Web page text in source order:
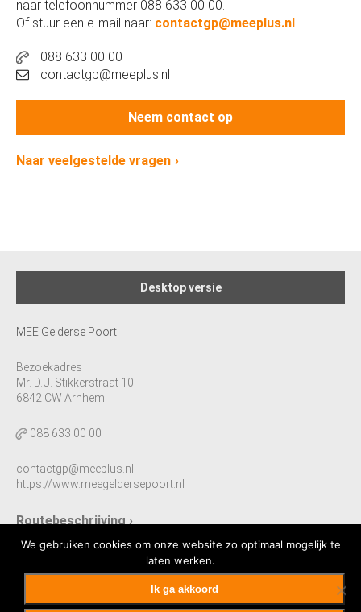
naar telefoonnummer 088 633 00 00.
Of stuur een e-mail naar: contactgp@meeplus.nl
088 633 00 00
contactgp@meeplus.nl
Neem contact op
Naar veelgestelde vragen
Desktop versie
MEE Gelderse Poort
Bezoekadres
Mr. D.U. Stikkerstraat 10
6842 CW Arnhem
088 633 00 00
contactgp@meeplus.nl
https://www.meegeldersepoort.nl
Routebeschrijving ›
We gebruiken cookies om onze website zo optimaal mogelijk te
laten werken.
Ik ga akkoord